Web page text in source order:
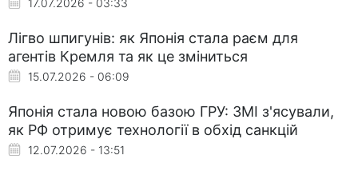
Лігво шпигунів: як Японія стала раєм для
агентів Кремля та як це зміниться
15.07.2026 - 06:09
Японія стала новою базою ГРУ: ЗМІ з'ясували,
як РФ отримує технології в обхід санкцій
12.07.2026 - 13:51